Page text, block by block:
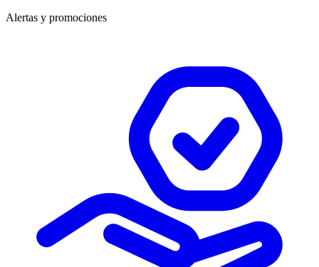
Alertas y promociones